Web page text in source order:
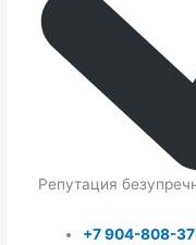
Репутация
+7 904-808-